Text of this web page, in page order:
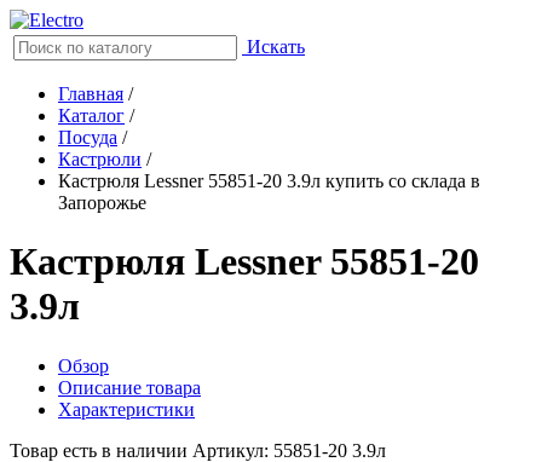
Искать
Главная /
Каталог /
Посуда /
Кастрюли /
Кастрюля Lessner 55851-20 3.9л купить со склада в
Запорожье
Кастрюля Lessner 55851-20
3.9л
Обзор
Описание товара
Характеристики
Товар есть в наличии Артикул: 55851-20 3.9л